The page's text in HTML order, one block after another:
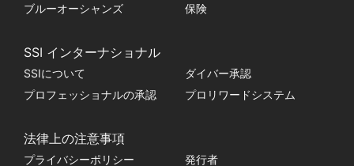
ブルーオーシャンズ
保険
SSI インターナショナル
SSIについて
ダイバー承認
プロフェッショナルの承認
プロリワードシステム
法律上の注意事項
プライバシーポリシー 発行者